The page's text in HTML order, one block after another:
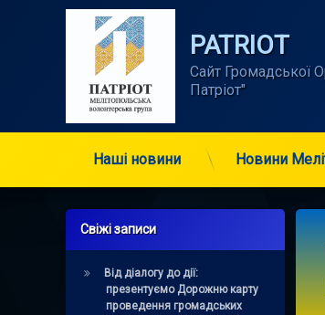
PATRIOT
Сайт Громадської
Патріот"
Наші новини Новини
Свіжі записи
Від діалогу до дії:
презентуємо Дорожню карту
проведення громадських